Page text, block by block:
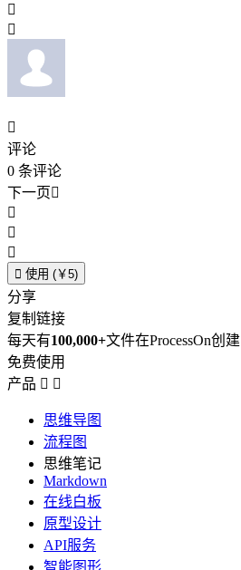



评论
0 条评论
下一页



 使用 (￥5)
分享
复制链接
每天有100,000+文件在ProcessOn创建
免费使用
产品  
思维导图
流程图
思维笔记
Markdown
在线白板
原型设计
API服务
智能图形